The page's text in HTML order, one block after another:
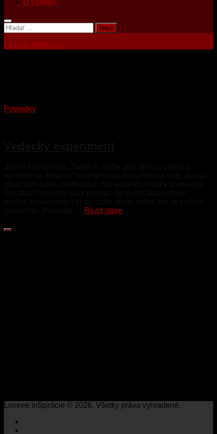
O stránke
Hľadať:
Loveee inšpirácie
Poviedky
Read more
Loveee inšpirácie © 2026. Všetky práva vyhradené.